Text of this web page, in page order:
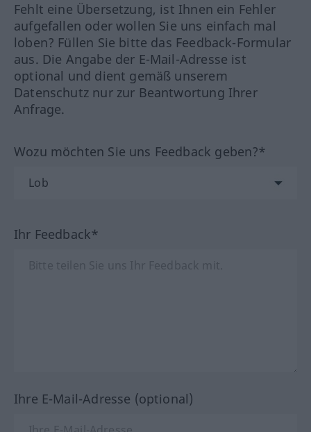
Fehlt eine Übersetzung, ist Ihnen ein Fehler
aufgefallen oder wollen Sie uns einfach mal
loben? Füllen Sie bitte das Feedback-Formular
aus. Die Angabe der E-Mail-Adresse ist
optional und dient gemäß unserem
Datenschutz nur zur Beantwortung Ihrer
Anfrage.
Wozu möchten Sie uns Feedback geben?*
Ihr Feedback*
Ihre E-Mail-Adresse (optional)